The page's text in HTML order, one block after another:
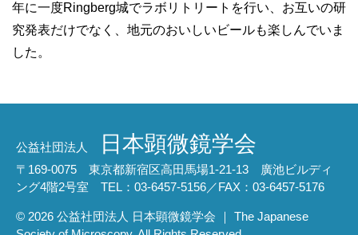
年に一度Ringberg城でラボリトリートを行い、お互いの研
究発表だけでなく、地元のおいしいビールも楽しんでいま
した。
公益社団法人 日本顕微鏡学会
〒169-0075 東京都新宿区高田馬場1-21-13 廣池ビルディ
ング4階2号室 TEL：03-6457-5156／FAX：03-6457-5176
© 2026 公益社団法人 日本顕微鏡学会 ｜ The Japanese